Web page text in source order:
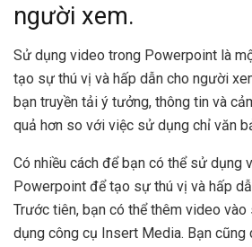
người xem.
Sử dụng video trong Powerpoint là
tạo sự thú vị và hấp dẫn cho người
bạn truyền tải ý tưởng, thông tin và
quả hơn so với việc sử dụng chỉ văn
Có nhiều cách để bạn có thể sử dụng
Powerpoint để tạo sự thú vị và hấp
Trước tiên, bạn có thể thêm video
dụng công cụ Insert Media. Bạn